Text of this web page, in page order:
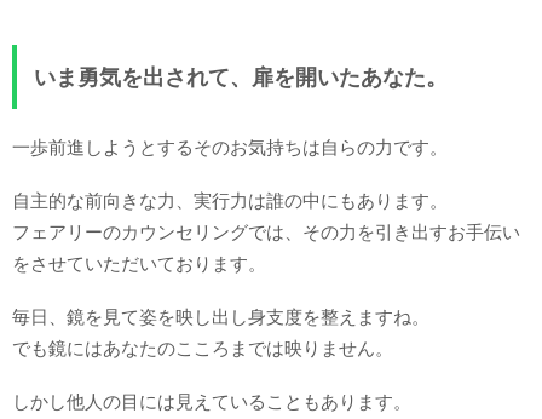
いま勇気を出されて、扉を開いたあなた。
一歩前進しようとするそのお気持ちは自らの力です。
自主的な前向きな力、実行力は誰の中にもあります。
フェアリーのカウンセリングでは、その力を引き出すお手伝い
をさせていただいております。
毎日、鏡を見て姿を映し出し身支度を整えますね。
でも鏡にはあなたのこころまでは映りません。
しかし他人の目には見えていることもあります。